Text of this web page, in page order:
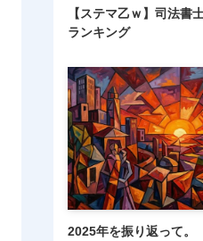
【ステマ乙ｗ】司法書
ランキング
2025年を振り返って。